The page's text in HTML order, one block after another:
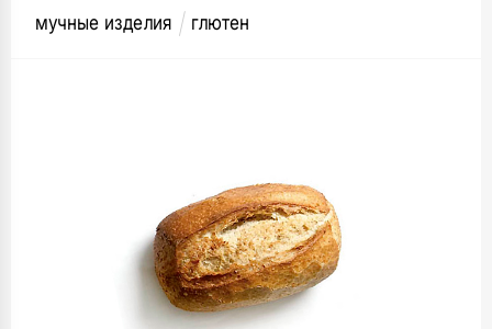
мучные изделия глютен